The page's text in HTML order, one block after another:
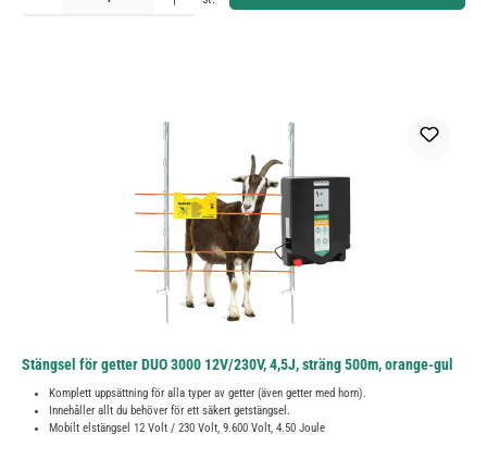
Stängsel för getter DUO 3000 12V/230V, 4,5J, sträng 500m, orange-gul
Komplett uppsättning för alla typer av getter (även getter med horn).
Innehåller allt du behöver för ett säkert getstängsel.
Mobilt elstängsel 12 Volt / 230 Volt, 9.600 Volt, 4.50 Joule